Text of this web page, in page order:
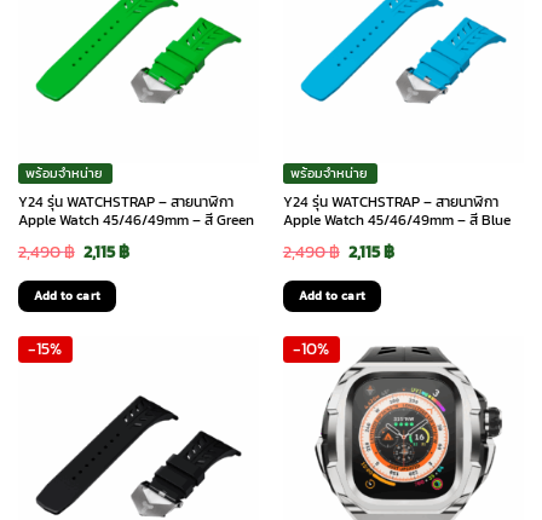
พร้อมจำหน่าย
Y24 รุ่น WATCHSTRAP – สายนาฬิกา
Apple Watch 45/46/49mm – สี Green
2,490฿ Original
price
was:
2,115฿Current
Add to cart
พร้อมจำหน่าย
Y24 รุ่น WATCHSTRAP – สายนาฬิกา
Apple Watch 45/46/49mm – สี Blue
2,490฿ Original
price
was:
2,490 ฿.
2,115฿Current
2,115 ฿.
Add to cart
-15% -10%